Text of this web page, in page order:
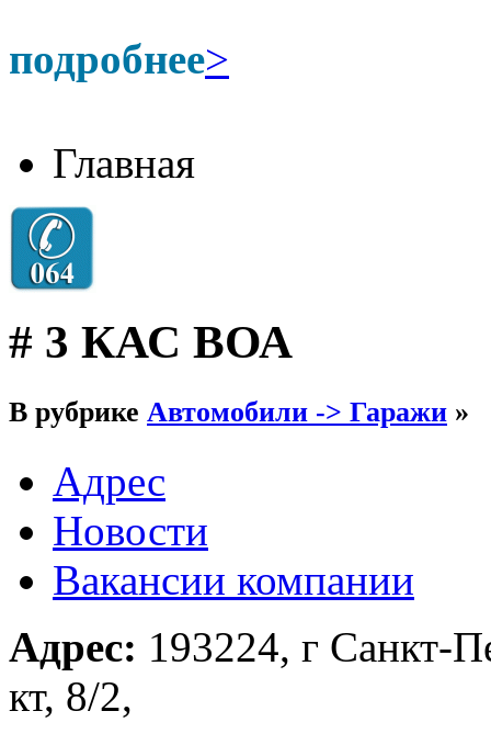
подробнее>
Главная
# 3 КАС ВОА
В рубрике Автомобили -> Гаражи »
Адрес
Новости
Вакансии компании
Адрес: 193224, г Санкт-
кт, 8/2,